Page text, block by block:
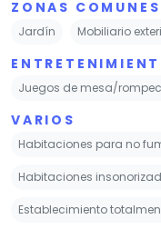
ZONAS COMUNES
Jardín Mobiliario
Juegos de mesa/
VARIOS
Habitaciones para no
Habitaciones
Establecimiento